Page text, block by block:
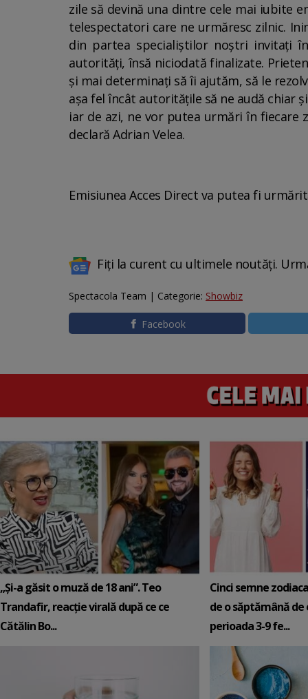
zile să devină una dintre cele mai iubite
telespectatori care ne urmăresc zilnic.
din partea specialiştilor noştri invitaţi
autorităţi, însă niciodată finalizate.
şi mai determinaţi să îi ajutăm, să le
aşa fel încât autorităţile să ne audă chiar
iar de azi, ne vor putea urmări în fiecare
declară Adrian Velea.
Emisiunea Acces Direct va putea fi
Fiți la curent cu ultimele noutăți.
Spectacola Team | Categorie: Showbiz
Facebook
„Și-a găsit o muză de 18 ani”. Teo
Trandafir, reacție virală după ce ce
Cătălin Bo...
Cinci semne
de o săptămână de
perioada 3-9 fe...